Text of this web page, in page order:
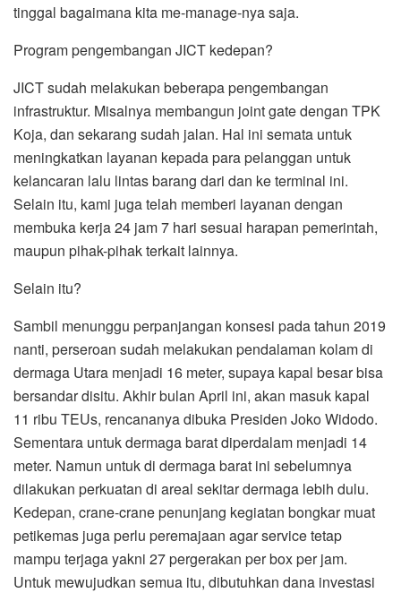
tinggal bagaimana kita me-manage-nya saja.
Program pengembangan JICT kedepan?
JICT sudah melakukan beberapa pengembangan
infrastruktur. Misalnya membangun joint gate dengan TPK
Koja, dan sekarang sudah jalan. Hal ini semata untuk
meningkatkan layanan kepada para pelanggan untuk
kelancaran lalu lintas barang dari dan ke terminal ini.
Selain itu, kami juga telah memberi layanan dengan
membuka kerja 24 jam 7 hari sesuai harapan pemerintah,
maupun pihak-pihak terkait lainnya.
Selain itu?
Sambil menunggu perpanjangan konsesi pada tahun 2019
nanti, perseroan sudah melakukan pendalaman kolam di
dermaga Utara menjadi 16 meter, supaya kapal besar bisa
bersandar disitu. Akhir bulan April ini, akan masuk kapal
11 ribu TEUs, rencananya dibuka Presiden Joko Widodo.
Sementara untuk dermaga barat diperdalam menjadi 14
meter. Namun untuk di dermaga barat ini sebelumnya
dilakukan perkuatan di areal sekitar dermaga lebih dulu.
Kedepan, crane-crane penunjang kegiatan bongkar muat
petikemas juga perlu peremajaan agar service tetap
mampu terjaga yakni 27 pergerakan per box per jam.
Untuk mewujudkan semua itu, dibutuhkan dana investasi